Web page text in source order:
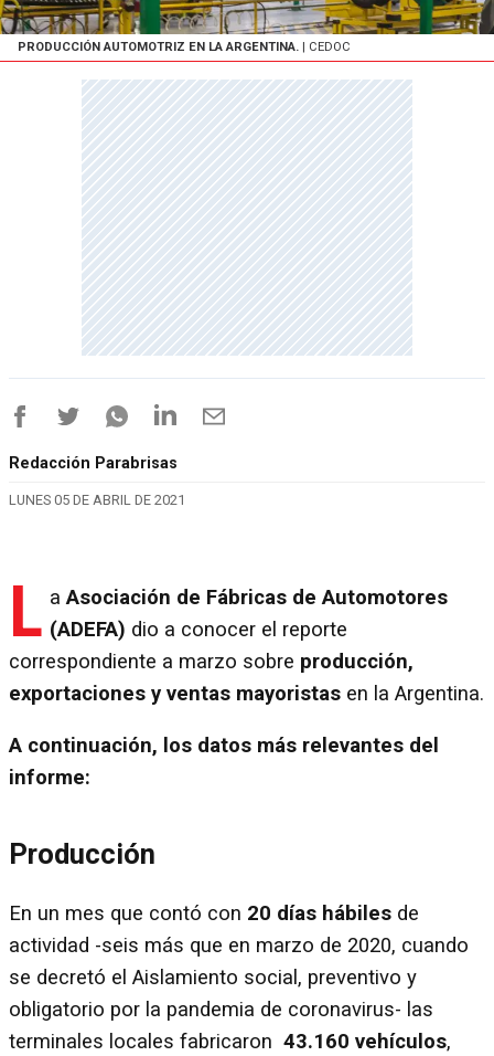
PRODUCCIÓN AUTOMOTRIZ EN LA ARGENTINA. | CEDOC
Redacción Parabrisas
LUNES 05 DE ABRIL DE 2021
L aAsociación de Fábricas de Automotores
(ADEFA) dio a conocer el reporte
correspondiente a marzo sobre producción,
exportaciones y ventas mayoristas en la Argentina.
A continuación, los datos más relevantes del
informe:
Producción
En un mes que contó con 20 días hábiles de
actividad -seis más que en marzo de 2020, cuando
se decretó el Aislamiento social, preventivo y
obligatorio por la pandemia de coronavirus- las
terminales locales fabricaron 43.160 vehículos,